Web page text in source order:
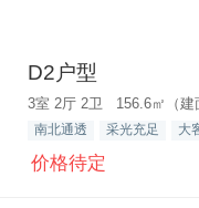
D2户型
3室 2厅 2卫 156.6㎡（建
南北通透 采光充足 大
价格待定